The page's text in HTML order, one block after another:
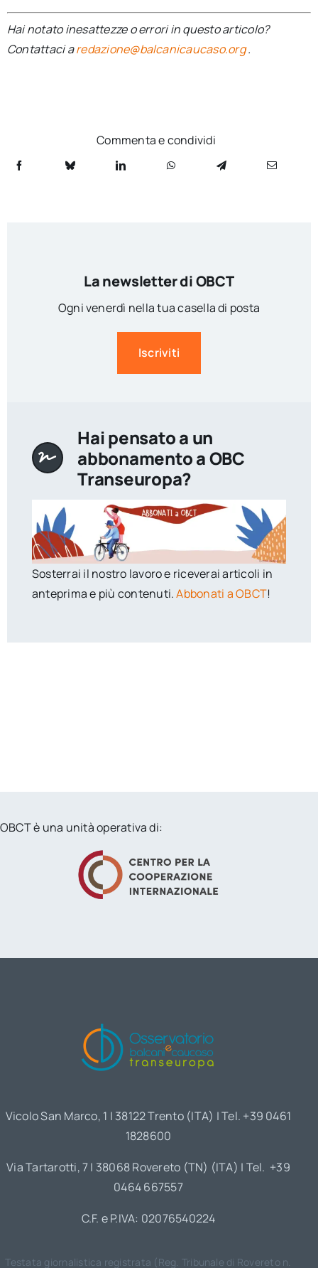
Hai notato inesattezze o errori in questo articolo?
Contattaci aredazione@balcanicaucaso.org.
Commenta e condividi
La newsletter di OBCT
Ogni venerdì nella tua casella di posta
Iscriviti
Hai pensato a un
abbonamento a OBC
Transeuropa?
Sosterrai il nostro lavoro e riceverai articoli in
anteprima e più contenuti.Abbonati a OBCT!
OBCT è una unità operativa di:
Vicolo San Marco, 1 | 38122 Trento (ITA) | Tel. +39 0461
1828600
Via Tartarotti, 7 | 38068 Rovereto (TN) (ITA) | Tel. +39
0464 667557
C.F. e P.IVA: 02076540224
Testata giornalistica registrata (Reg. Tribunale di Rovereto n.